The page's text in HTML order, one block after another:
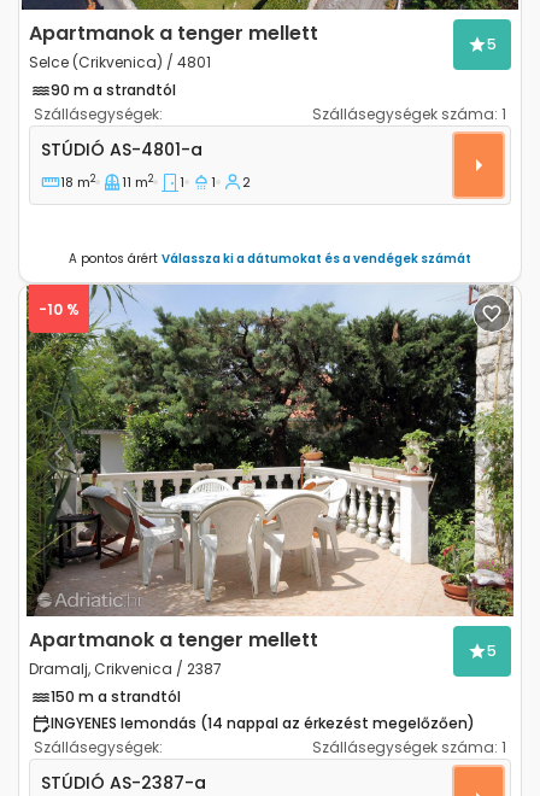
Apartmanok a tenger mellett
Selce (Crikvenica) / 4801
5
90 m a strandtól
Szállásegységek:
Szállásegységek száma: 1
Stúdió apartman Selce, Crikvenica AS-4801-a
STÚDIÓ AS-4801-a
18 m2 11 m2 1 1 2
A pontos árért Válassza ki a dátumokat és a vendégek számát
Previous Next
-10 %
Apartmanok a tenger mellett
Dramalj, Crikvenica / 2387
5
150 m a strandtól
INGYENES lemondás (14 nappal az érkezést megelőzően)
Szállásegységek:
Szállásegységek száma: 1
Stúdió apartman Dramalj, Crikvenica AS-2387-a
STÚDIÓ AS-2387-a